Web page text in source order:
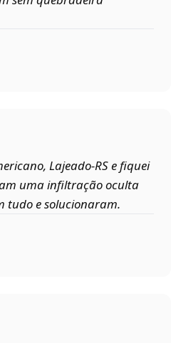
Lajeado‑RS e fiquei
uma infiltração oculta
tudo e solucionaram.